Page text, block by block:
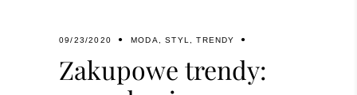
09/23/2020 MODA,STYL,TRENDY
Zakupowe trendy: